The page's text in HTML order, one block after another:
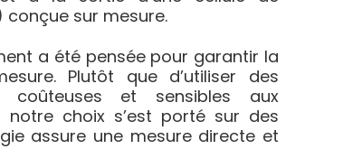
sur mesure.
a été pensée pour garantir la
Plutôt que d’utiliser des
coûteuses et sensibles aux
notre choix s’est porté sur des
assure une mesure directe et